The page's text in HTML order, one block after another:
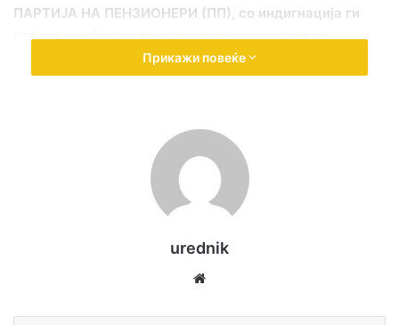
ПАРТИЈА НА ПЕНЗИОНЕРИ (ПП), со индигнација ги
паушалните и неточните тврдења и клеветења на
ПАРТИЈА НА ПЕНЗИОНЕРИ од страна на Станка
Овој демант, како израз на осуда, на обидот за
дискредитација на ПП е насочен исклучиво и само кон
последниот нејзин „избор“ во СЗПМ „де факто“ стана
експонент на „вечните“ кои за своите „функции“ се
Прикажи повеќе
urednik
te